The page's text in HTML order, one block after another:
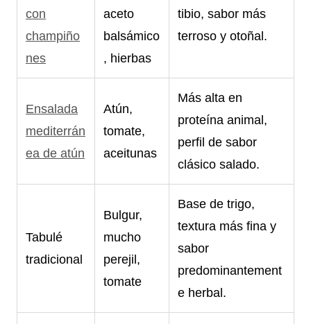
con
champiño
nes
aceto
balsámico
, hierbas
tibio, sabor más
terroso y otoñal.
Ensalada
mediterrán
ea de atún
Atún,
tomate,
aceitunas
Más alta en
proteína animal,
perfil de sabor
clásico salado.
Tabulé
tradicional
Bulgur,
mucho
perejil,
tomate
Base de trigo,
textura más fina y
sabor
predominantement
e herbal.